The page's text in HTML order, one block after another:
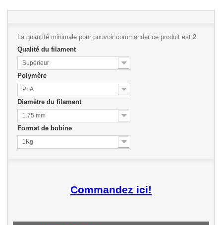
La quantité minimale pour pouvoir commander ce produit est 2
Qualité du filament
Supérieur
Polymère
PLA
Diamètre du filament
1.75 mm
Format de bobine
1Kg
Commandez ici!